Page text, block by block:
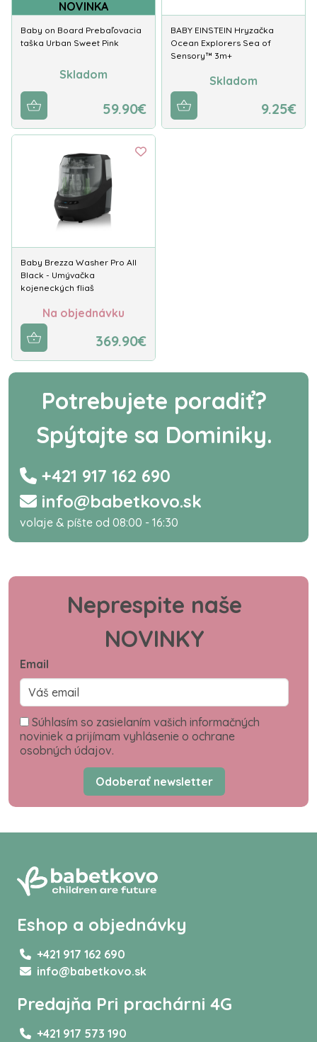
NOVINKA
Baby on Board Prebaľovacia
taška Urban Sweet Pink
Skladom
59.90€
BABY EINSTEIN Hryzačka
Ocean Explorers Sea of
Sensory™ 3m+
Skladom
9.25€
Baby Brezza Washer Pro All
Black - Umývačka
kojeneckých fliaš
Na objednávku
369.90€
Potrebujete poradiť?
Spýtajte sa Dominiky.
+421 917 162 690
info@babetkovo.sk
volaje & píšte od 08:00 - 16:30
Neprespite naše
NOVINKY
Email
Súhlasím so zasielaním vašich informačných
noviniek a prijímam vyhlásenie o ochrane
osobných údajov.
Odoberať newsletter
Eshop a objednávky
+421 917 162 690
info@babetkovo.sk
Predajňa Pri prachárni 4G
+421 917 573 190